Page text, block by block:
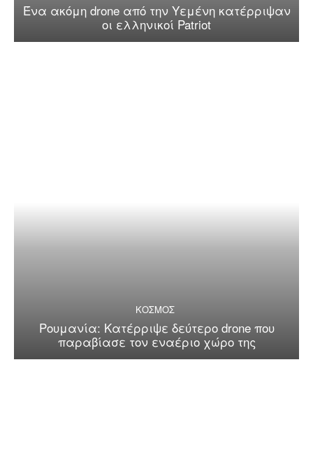
Ένα ακόμη drone από την Υεμένη κατέρριψαν
οι ελληνικοί Patriot
ΚΟΣΜΟΣ
Ρουμανία: Κατέρριψε δεύτερο drone που
παραβίασε τον εναέριο χώρο της